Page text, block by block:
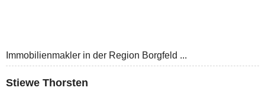
Immobilienmakler in der Region Borgfeld ...
Stiewe Thorsten